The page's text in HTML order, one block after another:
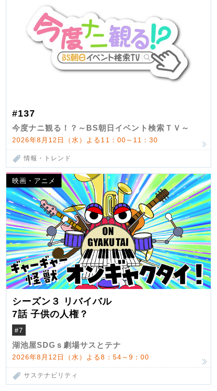
#137
今度ナニ観る！？～BS朝日イベント検索ＴＶ～
2026年8月12日（水）よる11：00～11：30
情報・トレンド
映画・アニメ
シーズン３ リバイバル
7話 子供の人権？
#7
湖池屋SDGｓ劇場サスとテナ
2026年8月12日（水）よる8：54～9：00
サステナビリティ